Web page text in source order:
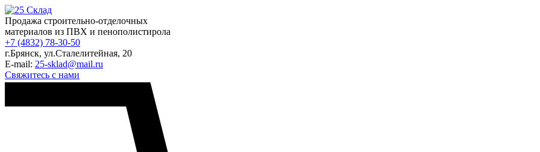
Продажа строительно-отделочных
материалов из ПВХ и пенополистирола
+7 (4832) 78-30-50
г.Брянск, ул.Сталелитейная, 20
E-mail: 25-sklad@mail.ru
Свяжитесь с нами